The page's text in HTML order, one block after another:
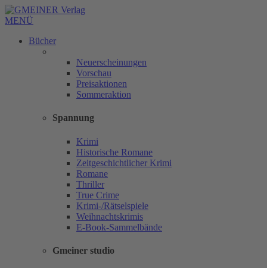
MENÜ
Bücher
Neuerscheinungen
Vorschau
Preisaktionen
Sommeraktion
Spannung
Krimi
Historische Romane
Zeitgeschichtlicher Krimi
Romane
Thriller
True Crime
Krimi-/Rätselspiele
Weihnachtskrimis
E-Book-Sammelbände
Gmeiner studio